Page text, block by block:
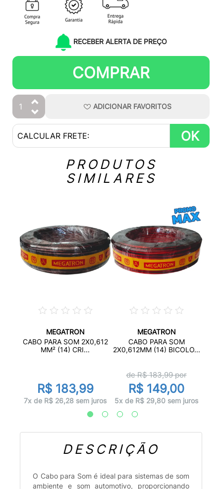
RECEBER ALERTA DE PREÇO
COMPRAR
ADICIONAR FAVORITOS
OK
PRODUTOS
SIMILARES
MEGATRON
CABO PARA SOM 2X0,612
MM² (14) CRI...
R$ 183,99
7x de R$ 26,28 sem juros
MEGATRON
CABO PARA SOM
2X0,612MM (14) BICOLO...
de R$183,99por
R$ 149,00
5x de R$ 29,80 sem juros
DESCRIÇÃO
O Cabo para Som é ideal para sistemas de som
ambiente e som automotivo, proporcionando